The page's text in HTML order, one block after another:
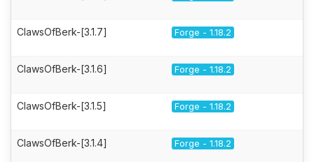
ClawsOfBerk-[3.1.7] Forge - 1.18.2
ClawsOfBerk-[3.1.6] Forge - 1.18.2
ClawsOfBerk-[3.1.5] Forge - 1.18.2
ClawsOfBerk-[3.1.4] Forge - 1.18.2